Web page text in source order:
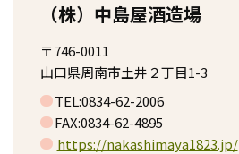
（株）中島屋酒造場
〒746-0011
山口県周南市土井２丁目1-3
TEL:0834-62-2006
FAX:0834-62-4895
https://nakashimaya1823.jp/